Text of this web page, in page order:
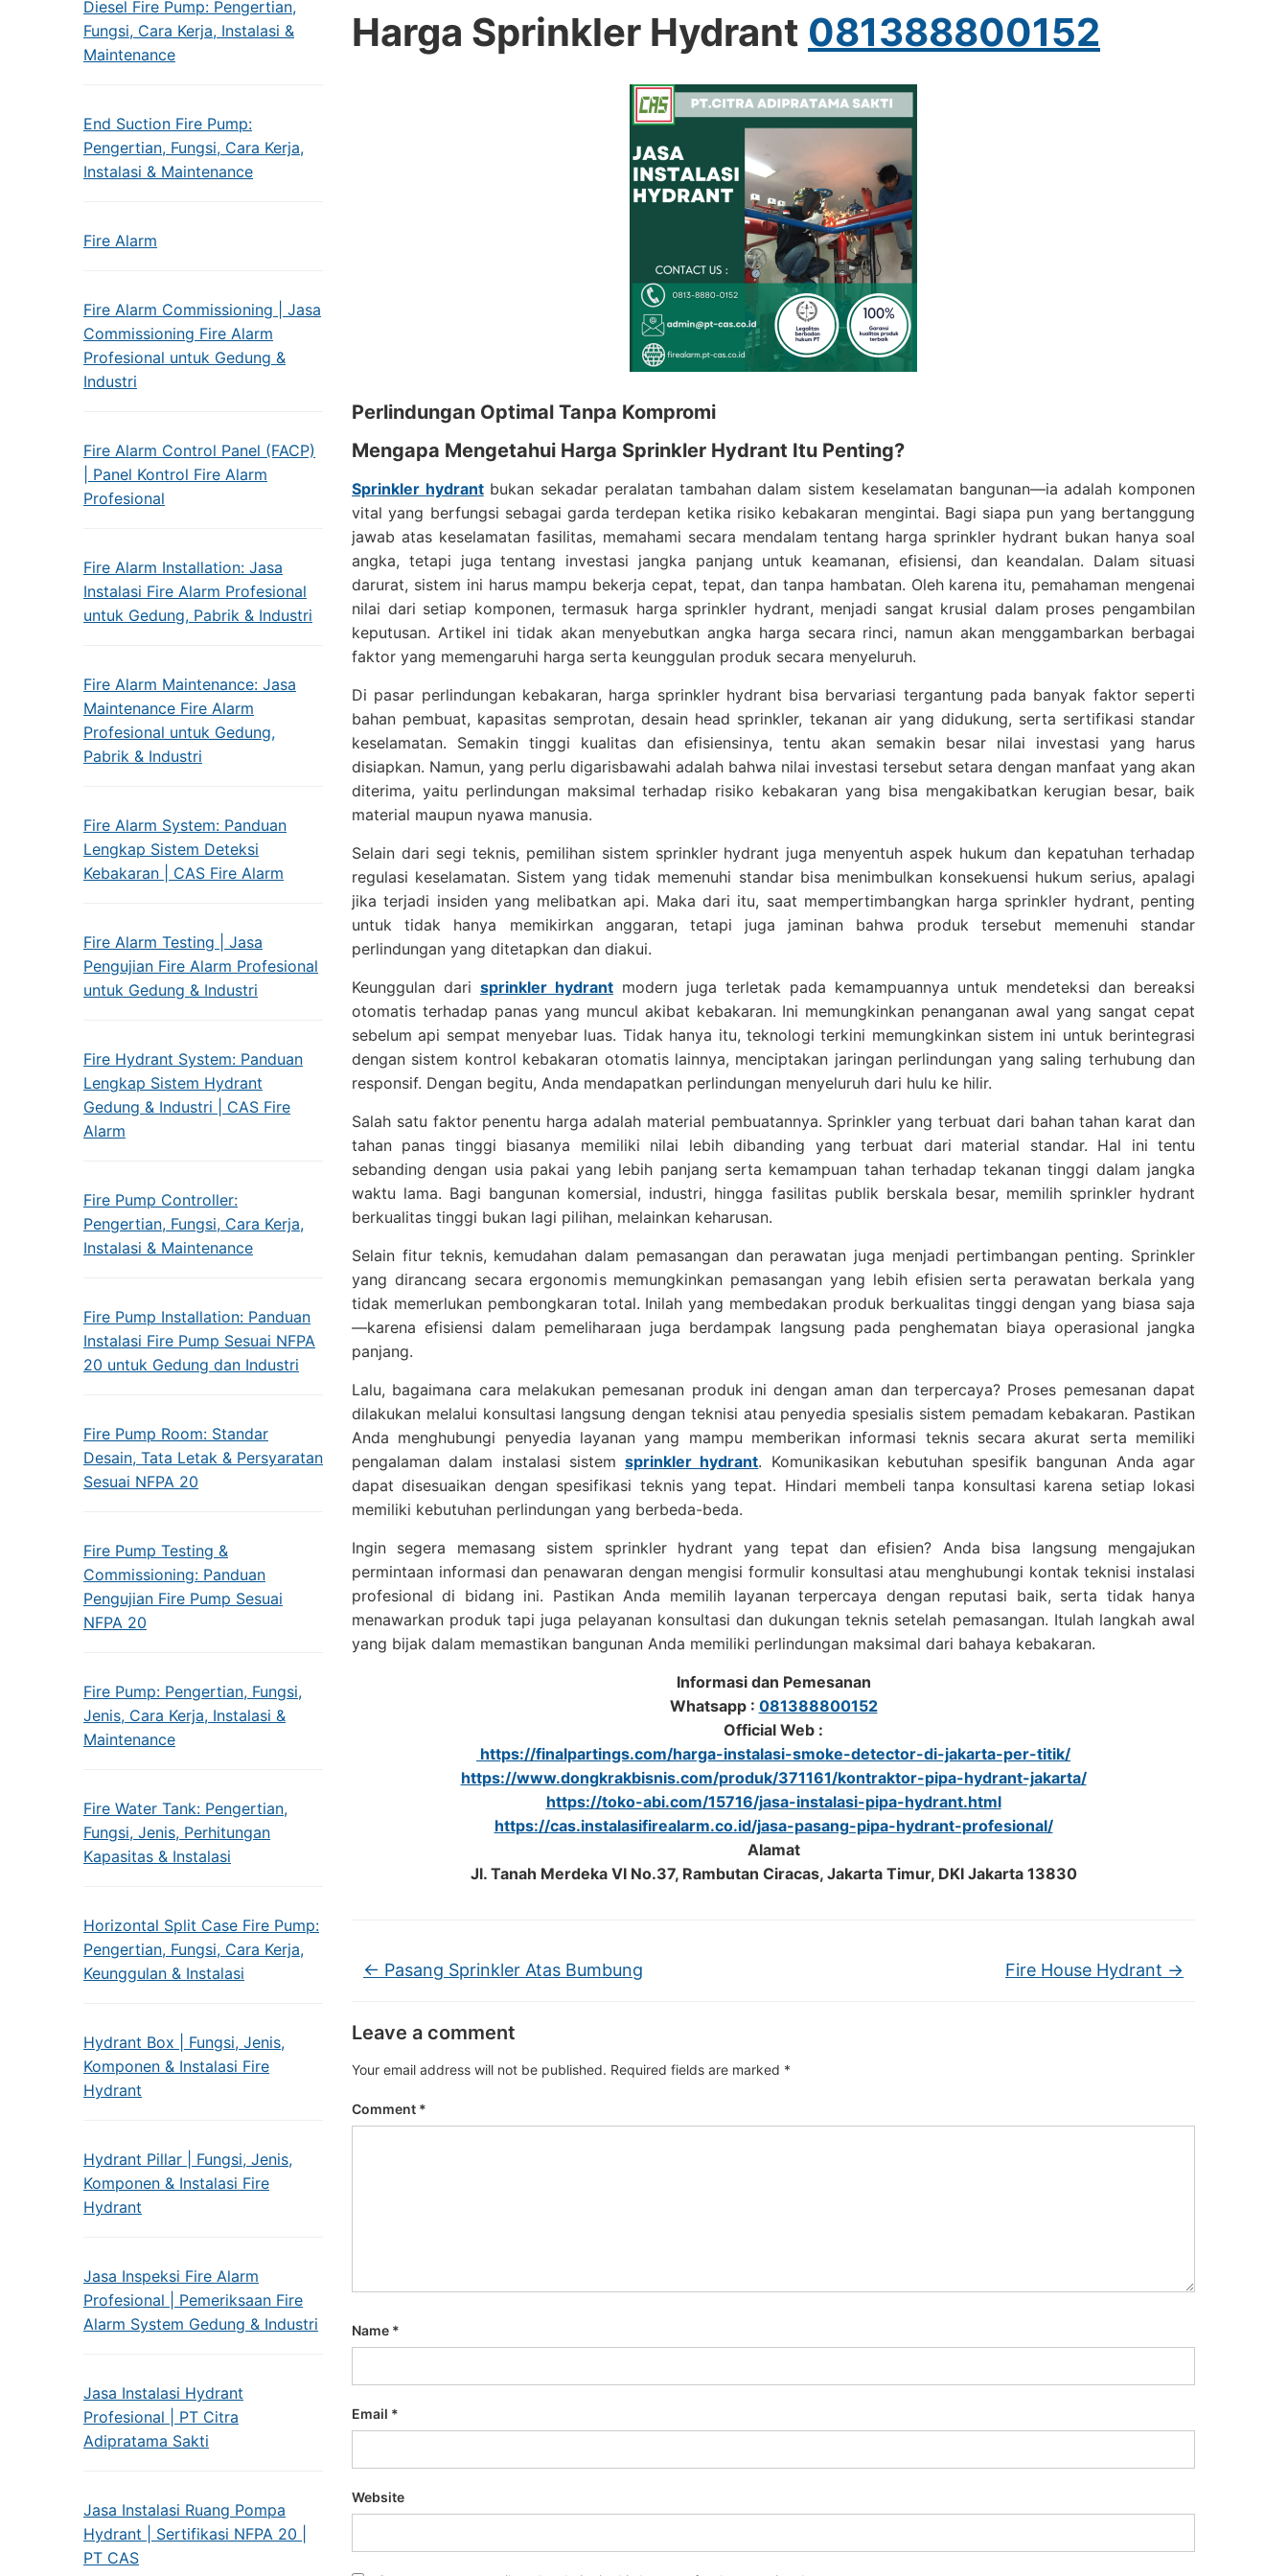
Diesel Fire Pump: Pengertian,
Fungsi, Cara Kerja, Instalasi &
Maintenance
End Suction Fire Pump:
Pengertian, Fungsi, Cara Kerja,
Instalasi & Maintenance
Fire Alarm
Fire Alarm Commissioning | Jasa
Commissioning Fire Alarm
Profesional untuk Gedung &
Industri
Fire Alarm Control Panel (FACP)
| Panel Kontrol Fire Alarm
Profesional
Fire Alarm Installation: Jasa
Instalasi Fire Alarm Profesional
untuk Gedung, Pabrik & Industri
Fire Alarm Maintenance: Jasa
Maintenance Fire Alarm
Profesional untuk Gedung,
Pabrik & Industri
Fire Alarm System: Panduan
Lengkap Sistem Deteksi
Kebakaran | CAS Fire Alarm
Fire Alarm Testing | Jasa
Pengujian Fire Alarm Profesional
untuk Gedung & Industri
Fire Hydrant System: Panduan
Lengkap Sistem Hydrant
Gedung & Industri | CAS Fire
Alarm
Fire Pump Controller:
Pengertian, Fungsi, Cara Kerja,
Instalasi & Maintenance
Fire Pump Installation: Panduan
Instalasi Fire Pump Sesuai NFPA
20 untuk Gedung dan Industri
Fire Pump Room: Standar
Desain, Tata Letak & Persyaratan
Sesuai NFPA 20
Fire Pump Testing &
Commissioning: Panduan
Pengujian Fire Pump Sesuai
NFPA 20
Fire Pump: Pengertian, Fungsi,
Jenis, Cara Kerja, Instalasi &
Maintenance
Fire Water Tank: Pengertian,
Fungsi, Jenis, Perhitungan
Kapasitas & Instalasi
Horizontal Split Case Fire Pump:
Pengertian, Fungsi, Cara Kerja,
Keunggulan & Instalasi
Hydrant Box | Fungsi, Jenis,
Komponen & Instalasi Fire
Hydrant
Hydrant Pillar | Fungsi, Jenis,
Komponen & Instalasi Fire
Hydrant
Jasa Inspeksi Fire Alarm
Profesional | Pemeriksaan Fire
Alarm System Gedung & Industri
Jasa Instalasi Hydrant
Profesional | PT Citra
Adipratama Sakti
Jasa Instalasi Ruang Pompa
Hydrant | Sertifikasi NFPA 20 |
PT CAS
Harga Sprinkler Hydrant 081388800152
Perlindungan Optimal Tanpa Kompromi
Mengapa Mengetahui Harga Sprinkler Hydrant Itu Penting?
Sprinkler hydrantbukan sekadar peralatan tambahan dalam sistem keselamatan bangunan—ia adalah komponen
vital yang berfungsi sebagai garda terdepan ketika risiko kebakaran mengintai. Bagi siapa pun yang bertanggung
jawab atas keselamatan fasilitas, memahami secara mendalam tentang harga sprinkler hydrant bukan hanya soal
angka, tetapi juga tentang investasi jangka panjang untuk keamanan, efisiensi, dan keandalan. Dalam situasi
darurat, sistem ini harus mampu bekerja cepat, tepat, dan tanpa hambatan. Oleh karena itu, pemahaman mengenai
nilai dari setiap komponen, termasuk harga sprinkler hydrant, menjadi sangat krusial dalam proses pengambilan
keputusan. Artikel ini tidak akan menyebutkan angka harga secara rinci, namun akan menggambarkan berbagai
faktor yang memengaruhi harga serta keunggulan produk secara menyeluruh.
Di pasar perlindungan kebakaran, harga sprinkler hydrant bisa bervariasi tergantung pada banyak faktor seperti
bahan pembuat, kapasitas semprotan, desain head sprinkler, tekanan air yang didukung, serta sertifikasi standar
keselamatan. Semakin tinggi kualitas dan efisiensinya, tentu akan semakin besar nilai investasi yang harus
disiapkan. Namun, yang perlu digarisbawahi adalah bahwa nilai investasi tersebut setara dengan manfaat yang akan
diterima, yaitu perlindungan maksimal terhadap risiko kebakaran yang bisa mengakibatkan kerugian besar, baik
material maupun nyawa manusia.
Selain dari segi teknis, pemilihan sistem sprinkler hydrant juga menyentuh aspek hukum dan kepatuhan terhadap
regulasi keselamatan. Sistem yang tidak memenuhi standar bisa menimbulkan konsekuensi hukum serius, apalagi
jika terjadi insiden yang melibatkan api. Maka dari itu, saat mempertimbangkan harga sprinkler hydrant, penting
untuk tidak hanya memikirkan anggaran, tetapi juga jaminan bahwa produk tersebut memenuhi standar
perlindungan yang ditetapkan dan diakui.
Keunggulan dari sprinkler hydrant modern juga terletak pada kemampuannya untuk mendeteksi dan bereaksi
otomatis terhadap panas yang muncul akibat kebakaran. Ini memungkinkan penanganan awal yang sangat cepat
sebelum api sempat menyebar luas. Tidak hanya itu, teknologi terkini memungkinkan sistem ini untuk berintegrasi
dengan sistem kontrol kebakaran otomatis lainnya, menciptakan jaringan perlindungan yang saling terhubung dan
responsif. Dengan begitu, Anda mendapatkan perlindungan menyeluruh dari hulu ke hilir.
Salah satu faktor penentu harga adalah material pembuatannya. Sprinkler yang terbuat dari bahan tahan karat dan
tahan panas tinggi biasanya memiliki nilai lebih dibanding yang terbuat dari material standar. Hal ini tentu
sebanding dengan usia pakai yang lebih panjang serta kemampuan tahan terhadap tekanan tinggi dalam jangka
waktu lama. Bagi bangunan komersial, industri, hingga fasilitas publik berskala besar, memilih sprinkler hydrant
berkualitas tinggi bukan lagi pilihan, melainkan keharusan.
Selain fitur teknis, kemudahan dalam pemasangan dan perawatan juga menjadi pertimbangan penting. Sprinkler
yang dirancang secara ergonomis memungkinkan pemasangan yang lebih efisien serta perawatan berkala yang
tidak memerlukan pembongkaran total. Inilah yang membedakan produk berkualitas tinggi dengan yang biasa saja
—karena efisiensi dalam pemeliharaan juga berdampak langsung pada penghematan biaya operasional jangka
panjang.
Lalu, bagaimana cara melakukan pemesanan produk ini dengan aman dan terpercaya? Proses pemesanan dapat
dilakukan melalui konsultasi langsung dengan teknisi atau penyedia spesialis sistem pemadam kebakaran. Pastikan
Anda menghubungi penyedia layanan yang mampu memberikan informasi teknis secara akurat serta memiliki
pengalaman dalam instalasi sistemsprinkler hydrant. Komunikasikan kebutuhan spesifik bangunan Anda agar
dapat disesuaikan dengan spesifikasi teknis yang tepat. Hindari membeli tanpa konsultasi karena setiap lokasi
memiliki kebutuhan perlindungan yang berbeda-beda.
Ingin segera memasang sistem sprinkler hydrant yang tepat dan efisien? Anda bisa langsung mengajukan
permintaan informasi dan penawaran dengan mengisi formulir konsultasi atau menghubungi kontak teknisi instalasi
profesional di bidang ini. Pastikan Anda memilih layanan terpercaya dengan reputasi baik, serta tidak hanya
menawarkan produk tapi juga pelayanan konsultasi dan dukungan teknis setelah pemasangan. Itulah langkah awal
yang bijak dalam memastikan bangunan Anda memiliki perlindungan maksimal dari bahaya kebakaran.
Informasi dan Pemesanan
Whatsapp : 081388800152
Official Web :
https://finalpartings.com/harga-instalasi-smoke-detector-di-jakarta-per-titik/
https://www.dongkrakbisnis.com/produk/371161/kontraktor-pipa-hydrant-jakarta/
https://toko-abi.com/15716/jasa-instalasi-pipa-hydrant.html
https://cas.instalasifirealarm.co.id/jasa-pasang-pipa-hydrant-profesional/
Alamat
Jl. Tanah Merdeka VI No.37, Rambutan Ciracas, Jakarta Timur, DKI Jakarta 13830
← Pasang Sprinkler Atas Bumbung Fire House Hydrant →
Leave a comment
Your email address will not be published. Required fields are marked *
Comment *
Name *
Email *
Website